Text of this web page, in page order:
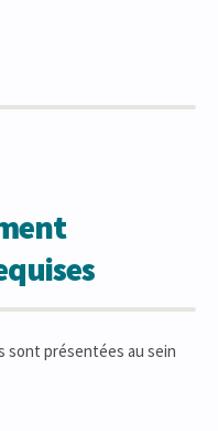
sont présentées au sein